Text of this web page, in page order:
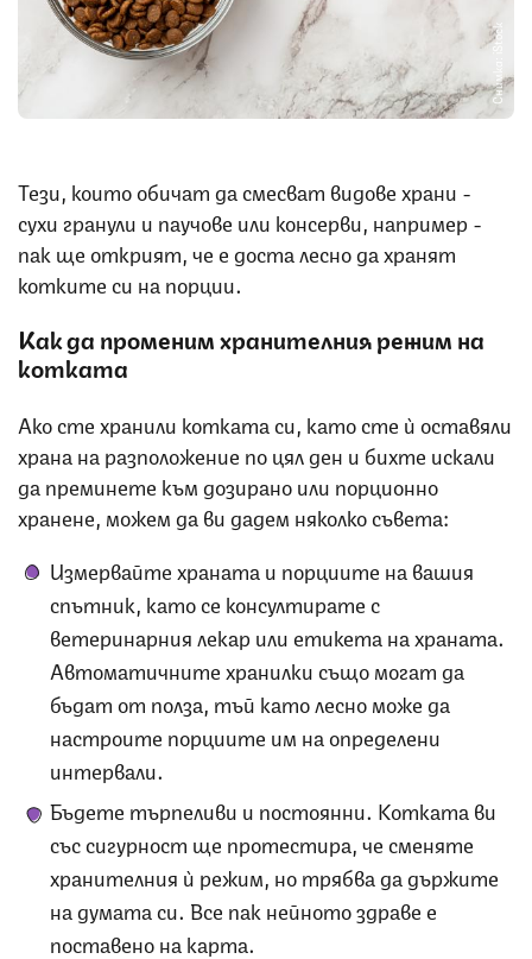
Снимка: iStock
Тези, които обичат да смесват видове храни -
сухи гранули и паучове или консерви, например -
пак ще открият, че е доста лесно да хранят
котките си на порции.
Как да променим хранителния режим на
котката
Ако сте хранили котката си, като сте ѝ оставяли
храна на разположение по цял ден и бихте искали
да преминете към дозирано или порционно
хранене, можем да ви дадем няколко съвета:
Измервайте храната и порциите на вашия
спътник, като се консултирате с
ветеринарния лекар или етикета на храната.
Автоматичните хранилки също могат да
бъдат от полза, тъй като лесно може да
настроите порциите им на определени
интервали.
Бъдете търпеливи и постоянни. Котката ви
със сигурност ще протестира, че сменяте
хранителния ѝ режим, но трябва да държите
на думата си. Все пак нейното здраве е
поставено на карта.